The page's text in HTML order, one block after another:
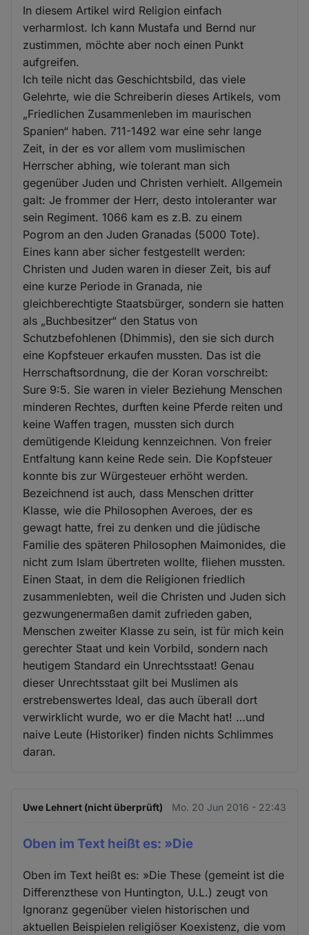
In diesem Artikel wird Religion einfach
verharmlost. Ich kann Mustafa und Bernd nur
zustimmen, möchte aber noch einen Punkt
aufgreifen.
Ich teile nicht das Geschichtsbild, das viele
Gelehrte, wie die Schreiberin dieses Artikels, vom
„Friedlichen Zusammenleben im maurischen
Spanien“ haben. 711-1492 war eine sehr lange
Zeit, in der es vor allem vom muslimischen
Herrscher abhing, wie tolerant man sich
gegenüber Juden und Christen verhielt. Allgemein
galt: Je frommer der Herr, desto intoleranter war
sein Regiment. 1066 kam es z.B. zu einem
Pogrom an den Juden Granadas (5000 Tote).
Eines kann aber sicher festgestellt werden:
Christen und Juden waren in dieser Zeit, bis auf
eine kurze Periode in Granada, nie
gleichberechtigte Staatsbürger, sondern sie hatten
als „Buchbesitzer“ den Status von
Schutzbefohlenen (Dhimmis), den sie sich durch
eine Kopfsteuer erkaufen mussten. Das ist die
Herrschaftsordnung, die der Koran vorschreibt:
Sure 9:5. Sie waren in vieler Beziehung Menschen
minderen Rechtes, durften keine Pferde reiten und
keine Waffen tragen, mussten sich durch
demütigende Kleidung kennzeichnen. Von freier
Entfaltung kann keine Rede sein. Die Kopfsteuer
konnte bis zur Würgesteuer erhöht werden.
Bezeichnend ist auch, dass Menschen dritter
Klasse, wie die Philosophen Averoes, der es
gewagt hatte, frei zu denken und die jüdische
Familie des späteren Philosophen Maimonides, die
nicht zum Islam übertreten wollte, fliehen mussten.
Einen Staat, in dem die Religionen friedlich
zusammenlebten, weil die Christen und Juden sich
gezwungenermaßen damit zufrieden gaben,
Menschen zweiter Klasse zu sein, ist für mich kein
gerechter Staat und kein Vorbild, sondern nach
heutigem Standard ein Unrechtsstaat! Genau
dieser Unrechtsstaat gilt bei Muslimen als
erstrebenswertes Ideal, das auch überall dort
verwirklicht wurde, wo er die Macht hat! …und
naive Leute (Historiker) finden nichts Schlimmes
daran.
Uwe Lehnert (nicht überprüft) Mo. 20 Jun 2016 - 22:43
Oben im Text heißt es: »Die
Oben im Text heißt es: »Die These (gemeint ist die
Differenzthese von Huntington, U.L.) zeugt von
Ignoranz gegenüber vielen historischen und
aktuellen Beispielen religiöser Koexistenz, die vom